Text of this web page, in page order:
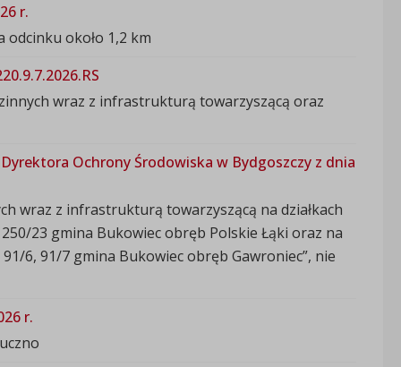
r.
około 1,2 km
wraz z infrastrukturą towarzyszącą oraz
Ochrony Środowiska w Bydgoszczy z dnia
wraz z infrastrukturą towarzyszącą na działkach
23 gmina Bukowiec obręb Polskie Łąki oraz na
6, 91/7 gmina Bukowiec obręb Gawroniec”, nie
r.